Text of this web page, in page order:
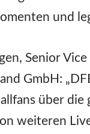
und
Senior
GmbH:
über
weiteren